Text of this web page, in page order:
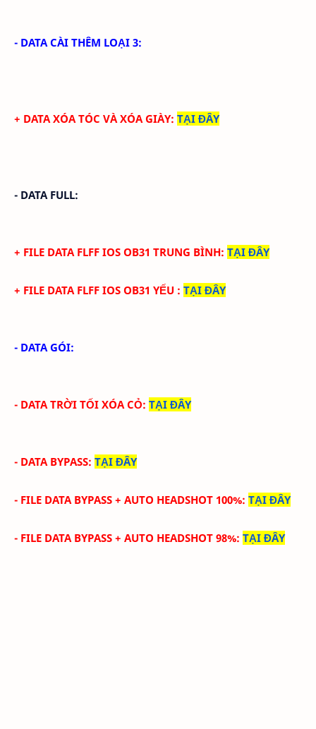
- DATA CÀI THÊM LOẠI 3:
+ DATA XÓA TÓC VÀ XÓA GIÀY: TẠI ĐÂY
- DATA FULL:
+ FILE DATA FLFF IOS OB31 TRUNG BÌNH: TẠI ĐÂY
+ FILE DATA FLFF IOS OB31 YẾU : TẠI ĐÂY
- DATA GÓI:
- DATA TRỜI TỐI XÓA CỎ: TẠI ĐÂY
- DATA BYPASS: TẠI ĐÂY
- FILE DATA BYPASS + AUTO HEADSHOT 100%: TẠI ĐÂY
- FILE DATA BYPASS + AUTO HEADSHOT 98%: TẠI ĐÂY